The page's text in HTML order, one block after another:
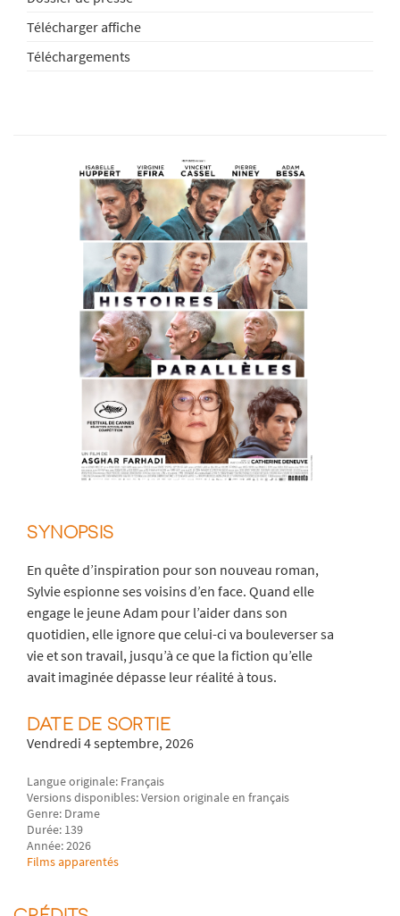
Télécharger affiche
Téléchargements
SYNOPSIS
En quête d’inspiration pour son nouveau roman,
Sylvie espionne ses voisins d’en face. Quand elle
engage le jeune Adam pour l’aider dans son
quotidien, elle ignore que celui-ci va bouleverser sa
vie et son travail, jusqu’à ce que la fiction qu’elle
avait imaginée dépasse leur réalité à tous.
DATE DE SORTIE
Vendredi 4 septembre, 2026
Langue originale: Français
Versions disponibles: Version originale en français
Genre: Drame
Durée: 139
Année: 2026
Films apparentés